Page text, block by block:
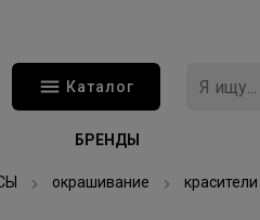
Каталог
БРЕНДЫ
окрашивание красители